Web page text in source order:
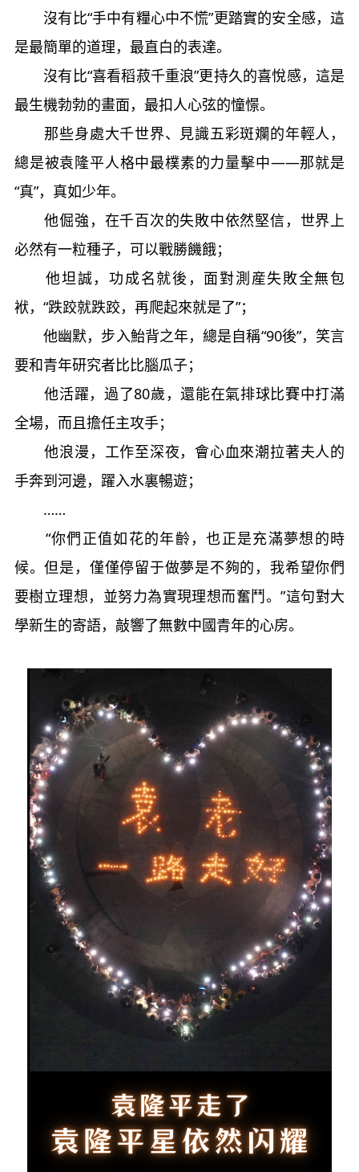
沒有比“手中有糧心中不慌”更踏實的安全感，這
是最簡單的道理，最直白的表達。
沒有比“喜看稻菽千重浪”更持久的喜悅感，這是
最生機勃勃的畫面，最扣人心弦的憧憬。
那些身處大千世界、見識五彩斑斕的年輕人，
總是被袁隆平人格中最樸素的力量擊中——那就是
“真”，真如少年。
他倔強，在千百次的失敗中依然堅信，世界上
必然有一粒種子，可以戰勝饑餓；
他坦誠，功成名就後，面對測産失敗全無包
袱，“跌跤就跌跤，再爬起來就是了”；
他幽默，步入鮐背之年，總是自稱“90後”，笑言
要和青年研究者比比腦瓜子；
他活躍，過了80歲，還能在氣排球比賽中打滿
全場，而且擔任主攻手；
他浪漫，工作至深夜，會心血來潮拉著夫人的
手奔到河邊，躍入水裏暢遊；
……
“你們正值如花的年齡，也正是充滿夢想的時
候。但是，僅僅停留于做夢是不夠的，我希望你們
要樹立理想，並努力為實現理想而奮鬥。”這句對大
學新生的寄語，敲響了無數中國青年的心房。